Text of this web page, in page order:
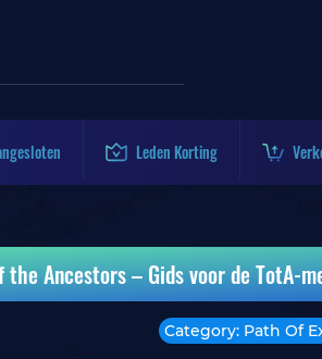
Leden Korting
Ancestors – Gids voor de
Category: Path Of